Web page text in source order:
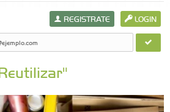
LOGIN
REGISTRATE